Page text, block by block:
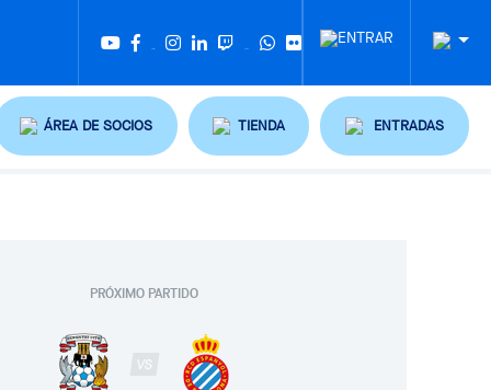
ÁREA DE SOCIOS TIENDA ENTRADAS
PRÓXIMO PARTIDO
VS